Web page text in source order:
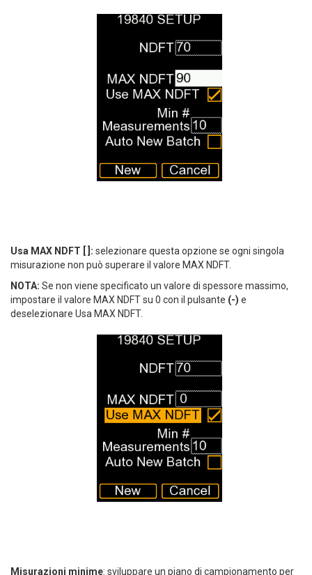
Usa MAX NDFT [ ]: selezionare questa opzione se ogni singola
misurazione non può superare il valore MAX NDFT.
NOTA: Se non viene specificato un valore di spessore massimo,
impostare il valore MAX NDFT su 0 con il pulsante (-) e
deselezionare Usa MAX NDFT.
Misurazioni minime: sviluppare un piano di campionamento per